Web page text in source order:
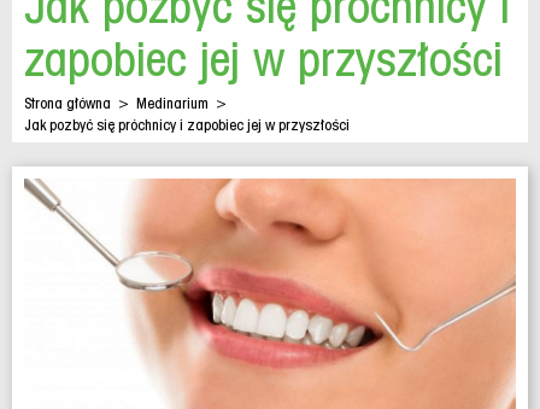
zapobiec jej w przyszłości
Strona główna > Medinarium >
Jak pozbyć się próchnicy i zapobiec jej w przyszłości